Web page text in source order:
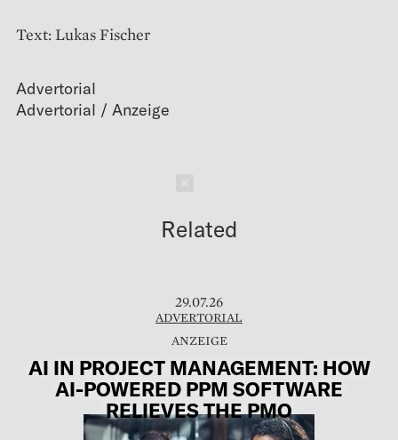
Text: Lukas Fischer
Advertorial
Related
29.07.26
ADVERTORIAL
AI IN PROJECT MANAGEMENT: HOW
AI-POWERED PPM SOFTWARE
RELIEVES THE PMO